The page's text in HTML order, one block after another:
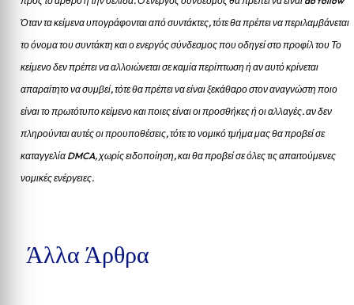
Όταν τα κείμενα υπογράφονται από συντάκτες, τότε θα πρέπει να περιλαμβάνεται
το όνομα του συντάκτη και ο ενεργός σύνδεσμος που οδηγεί στο προφίλ του Το
κείμενο δεν πρέπει να αλλοιώνεται σε καμία περίπτωση ή αν αυτό κρίνεται
απαραίτητο να συμβεί, τότε θα πρέπει να είναι ξεκάθαρο στον αναγνώστη ποιο
είναι το πρωτότυπο κείμενο και ποιες είναι οι προσθήκες ή οι αλλαγές. αν δεν
πληρούνται αυτές οι προυποθέσεις, τότε το νομικό τμήμα μας θα προβεί σε
καταγγελία DMCA, χωρίς ειδοποίηση, και θα προβεί σε όλες τις απαιτούμενες
νομικές ενέργειες.
Άλλα Άρθρα